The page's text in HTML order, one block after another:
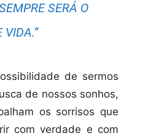
SERÁ O
VIDA.”
de sermos
de nossos sonhos,
os sorrisos que
com verdade e com